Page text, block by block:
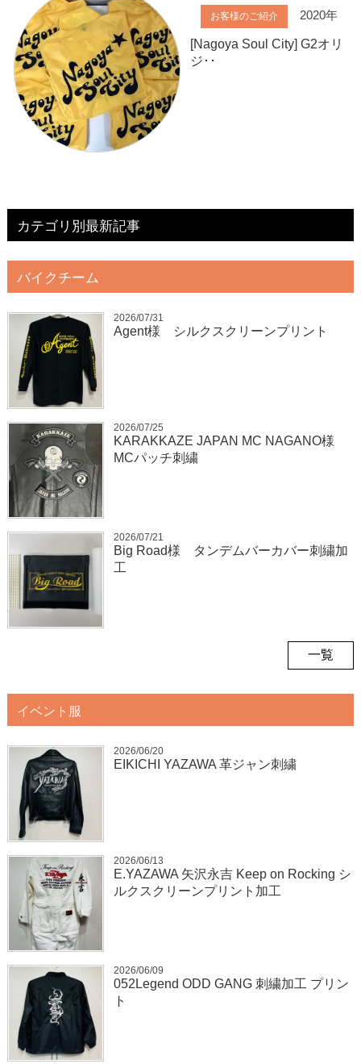
お客様のご紹介 2020年
[Nagoya Soul City] G2オリ
ジ･･
カテゴリ別最新記事
バイクチーム
2026/07/31
Agent様 シルクスクリーンプリント
2026/07/25
KARAKKAZE JAPAN MC NAGANO様
MCパッチ刺繍
2026/07/21
Big Road様 タンデムバーカバー刺繍加
工
一覧
イベント服
2026/06/20
EIKICHI YAZAWA 革ジャン刺繍
2026/06/13
E.YAZAWA 矢沢永吉 Keep on Rocking シ
ルクスクリーンプリント加工
2026/06/09
052Legend ODD GANG 刺繍加工 プリン
ト